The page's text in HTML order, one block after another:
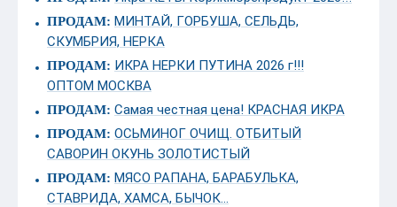
ПРОДАМ: МИНТАЙ, ГОРБУША, СЕЛЬДЬ,
СКУМБРИЯ, НЕРКА
ПРОДАМ: ИКРА НЕРКИ ПУТИНА 2026 г!!!
ОПТОМ МОСКВА
ПРОДАМ: Самая честная цена! КРАСНАЯ ИКРА
ПРОДАМ: ОСЬМИНОГ ОЧИЩ. ОТБИТЫЙ
САВОРИН ОКУНЬ ЗОЛОТИСТЫЙ
ПРОДАМ: МЯСО РАПАНА, БАРАБУЛЬКА,
СТАВРИДА, ХАМСА, БЫЧОК...